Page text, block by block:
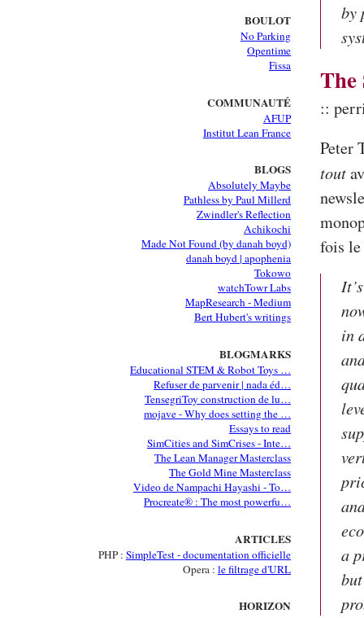
BOULOT
No Parking
Opentime
Fissa
COMMUNAUTÉ
AFUP
Institut Lean France
BLOGS
Absolutely Maybe
Pathless by Paul Millerd
Zwindler's Reflection
Achikochi
Made Not Found (by danah boyd)
danah boyd | apophenia
Tokowo
watchTowr Labs
MapResearch - Medium
Bert Hubert's writings
BLOGMARKS
Educational STEM & Robot Toys …
Refuser de parvenir | nada éd…
TensegriToy construction de lu…
mojave - Why does setting the …
Essays to read
SimCities and SimCrises - Inte…
The Lean Manager Masterclass
The Gold Mine Masterclass
Video de Nampachi Hayashi - To…
Procreate® : The most powerfu…
ARTICLES
PHP : SimpleTest - documentation officielle
Opera : le filtrage d'URL
HORIZON
by
The
::
Peter
tout
fois
in
a